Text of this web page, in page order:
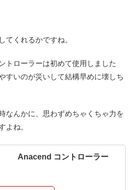
てくれるかですね。
トローラーは初めて使用しました
すいのが災いして結構早めに壊しち
なんかに、思わずめちゃくちゃ力を
よね。
Anacend コントローラー